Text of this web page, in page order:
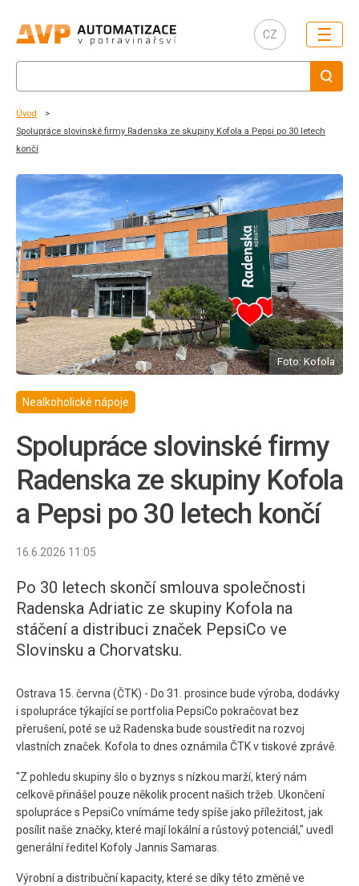
CZ ☰
Úvod
Spolupráce slovinské firmy Radenska ze skupiny Kofola a Pepsi po 30 letech
končí
Foto: Kofola
Nealkoholické nápoje
Spolupráce slovinské firmy
Radenska ze skupiny Kofola
a Pepsi po 30 letech končí
16.6.2026 11:05
Po 30 letech skončí smlouva společnosti
Radenska Adriatic ze skupiny Kofola na
stáčení a distribuci značek PepsiCo ve
Slovinsku a Chorvatsku.
Ostrava 15. června (ČTK) - Do 31. prosince bude výroba, dodávky
i spolupráce týkající se portfolia PepsiCo pokračovat bez
přerušení, poté se už Radenska bude soustředit na rozvoj
vlastních značek. Kofola to dnes oznámila ČTK v tiskové zprávě.
"Z pohledu skupiny šlo o byznys s nízkou marží, který nám
celkově přinášel pouze několik procent našich tržeb. Ukončení
spolupráce s PepsiCo vnímáme tedy spíše jako příležitost, jak
posílit naše značky, které mají lokální a růstový potenciál," uvedl
generální ředitel Kofoly Jannis Samaras.
Výrobní a distribuční kapacity, které se díky této změně ve